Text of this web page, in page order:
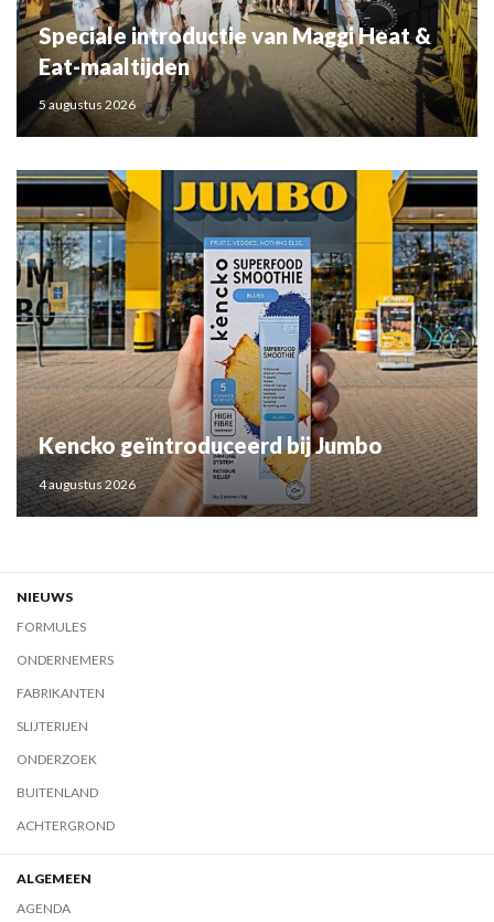
Speciale introductie van Maggi Heat &
Eat-maaltijden
5 augustus 2026
Kencko geïntroduceerd bij Jumbo
4 augustus 2026
NIEUWS
FORMULES
ONDERNEMERS
FABRIKANTEN
SLIJTERIJEN
ONDERZOEK
BUITENLAND
ACHTERGROND
ALGEMEEN
AGENDA